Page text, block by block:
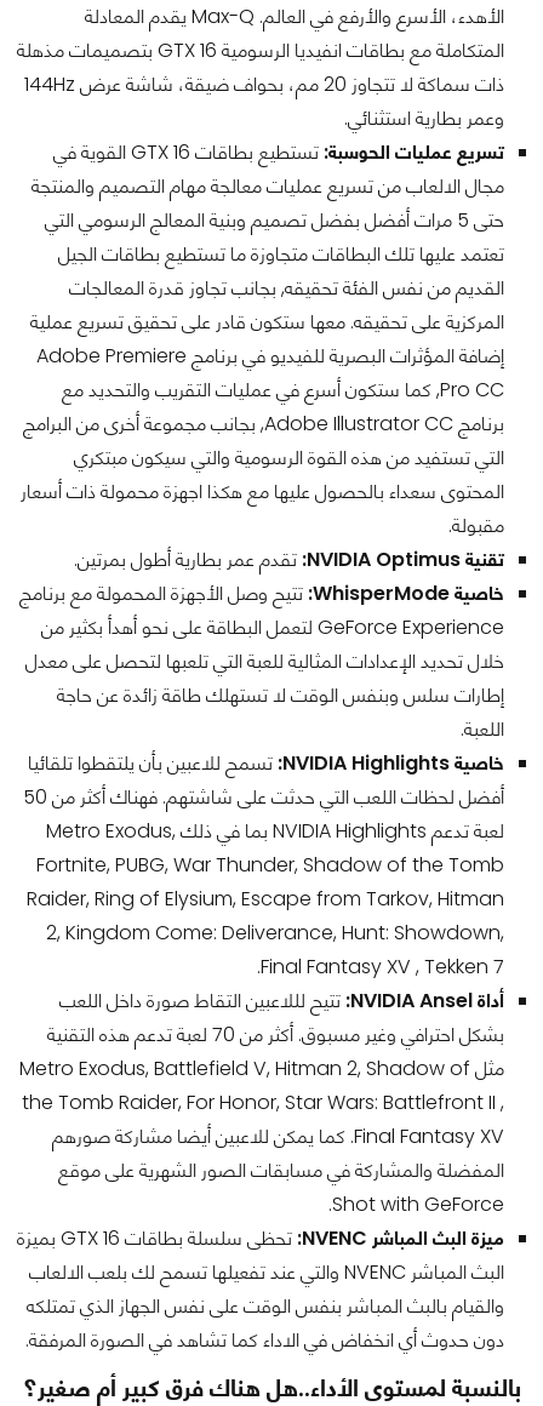
الأهدء، الأسرع والأرفع في العالم. Max-Q يقدم المعادلة
المتكاملة مع بطاقات انفيديا الرسومية GTX 16 بتصميمات مذهلة
ذات سماكة لا تتجاوز 20 مم، بحواف ضيقة، شاشة عرض 144Hz
وعمر بطارية استثنائي.
تسريع عمليات الحوسبة:
تستطيع بطاقات GTX 16 القوية في
مجال الالعاب من تسريع عمليات معالجة مهام التصميم والمنتجة
حتى 5 مرات أفضل بفضل تصميم وبنية المعالج الرسومي التي
تعتمد عليها تلك البطاقات متجاوزة ما تستطيع بطاقات الجيل
القديم من نفس الفئة تحقيقه, بجانب تجاوز قدرة المعالجات
المركزية على تحقيقه. معها ستكون قادر على تحقيق تسريع عملية
إضافة المؤثرات البصرية للفيديو في برنامج Adobe Premiere
Pro CC, كما ستكون أسرع في عمليات التقريب والتحديد مع
برنامج Adobe Illustrator CC, بجانب مجموعة أخرى من البرامج
التي تستفيد من هذه القوة الرسومية والتي سيكون مبتكري
المحتوى سعداء بالحصول عليها مع هكذا اجهزة محمولة ذات أسعار
مقبولة.
تقنية NVIDIA Optimus:
تقدم عمر بطارية أطول بمرتين.
خاصية WhisperMode:
تتيح وصل الأجهزة المحمولة مع برنامج
GeForce Experience لتعمل البطاقة على نحو أهدأ بكثير من
خلال تحديد الإعدادات المثالية للعبة التي تلعبها لتحصل على معدل
إطارات سلس وبنفس الوقت لا تستهلك طاقة زائدة عن حاجة
اللعبة.
خاصية NVIDIA Highlights:
تسمح للاعبين بأن يلتقطوا تلقائيا
أفضل لحظات اللعب التي حدثت على شاشتهم. فهناك أكثر من 50
لعبة تدعم NVIDIA Highlights بما في ذلك Metro Exodus,
Fortnite, PUBG, War Thunder, Shadow of the Tomb
Raider, Ring of Elysium, Escape from Tarkov, Hitman
2, Kingdom Come: Deliverance, Hunt: Showdown,
Final Fantasy XV , Tekken 7.
أداة NVIDIA Ansel:
تتيح لللاعبين التقاط صورة داخل اللعب
بشكل احترافي وغير مسبوق. أكثر من 70 لعبة تدعم هذه التقنية
مثل Metro Exodus, Battlefield V, Hitman 2, Shadow of
the Tomb Raider, For Honor, Star Wars: Battlefront II ,
Final Fantasy XV. كما يمكن للاعبين أيضا مشاركة صورهم
المفضلة والمشاركة في مسابقات الصور الشهرية على موقع
Shot with GeForce.
ميزة البث المباشر NVENC:
تحظى سلسلة بطاقات GTX 16 بميزة
البث المباشر NVENC والتي عند تفعيلها تسمح لك بلعب الالعاب
والقيام بالبث المباشر بنفس الوقت على نفس الجهاز الذي تمتلكه
دون حدوث أي انخفاض في الاداء كما تشاهد في الصورة المرفقة.
بالنسبة لمستوى الأداء..هل هناك فرق كبير أم صغير؟